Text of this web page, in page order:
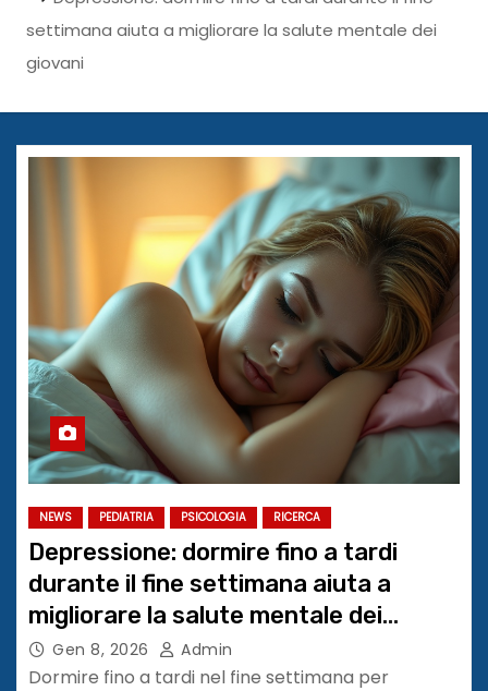
settimana aiuta a migliorare la salute mentale dei
giovani
NEWS PEDIATRIA PSICOLOGIA RICERCA
Depressione: dormire fino a tardi
durante il fine settimana aiuta a
migliorare la salute mentale dei
giovani
Gen 8, 2026 Admin
Dormire fino a tardi nel fine settimana per